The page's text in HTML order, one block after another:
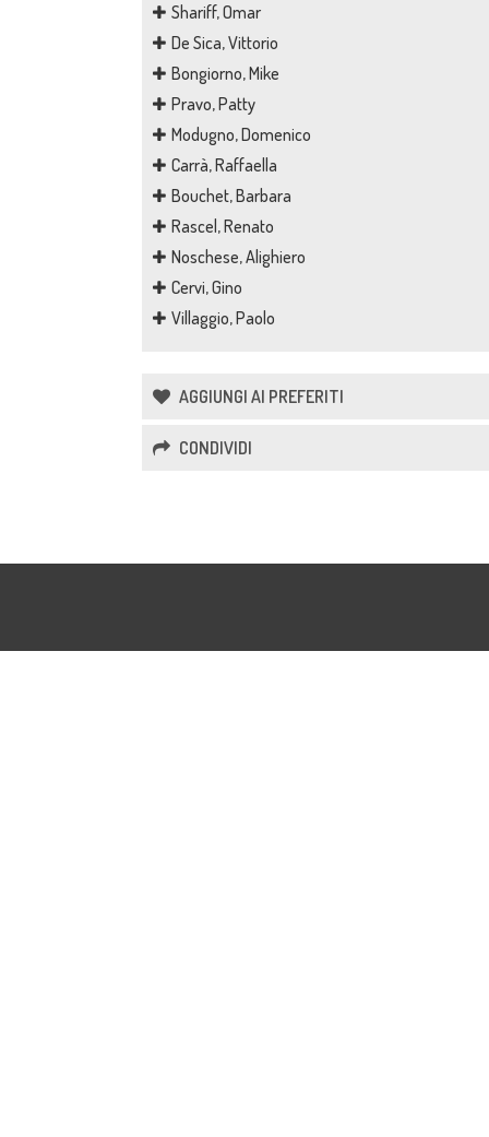
Shariff, Omar
De Sica, Vittorio
Bongiorno, Mike
Pravo, Patty
Modugno, Domenico
Carrà, Raffaella
Bouchet, Barbara
Rascel, Renato
Noschese, Alighiero
Cervi, Gino
Villaggio, Paolo
AGGIUNGI AI PREFERITI
CONDIVIDI